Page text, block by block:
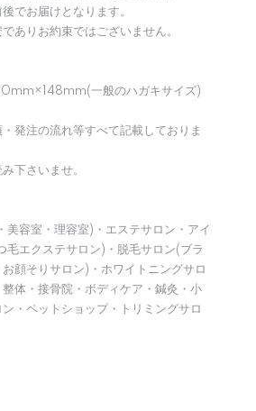
でお届けとなります。
ありお約束ではございません。
一般のハガキサイズ)
発注の流れ等すべて記載しておりま
下さいませ。
美容室・理容室)・エステサロン・アイ
毛エクステサロン)・脱毛サロン(ブラ
顔そりサロン)・ホワイトニングサロ
体・接骨院・ボディケア・鍼灸・小
・ペットショップ・トリミングサロ